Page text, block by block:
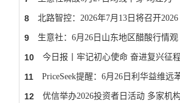
8 北路智控：2026年7月13日将召开2026
9 生意社：6月26日山东地区醋酸行情观
10 今日报丨牢记初心使命 奋进复兴征
11 PriceSeek提醒：6月26日利华益维远
12 优信举办2026投资者日活动 多家机